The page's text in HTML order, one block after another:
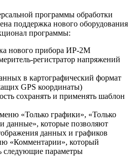
программы обработки
поддержка нового оборудования
программы:
нового прибора ИР-2М
регистратор напряжений
в картографический формат
GPS координаты)
сохранять и применять шаблон
«Только графики», «Только
данные», которые позволяют
данных и графиков
«Комментарии», который
следующие параметры